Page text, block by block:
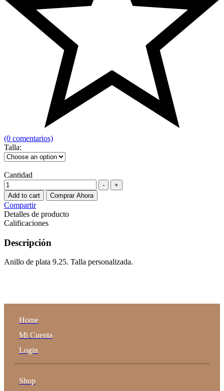
(0 comentarios)
Talla:
Cantidad
Anillo
Infinito
cantidad
-
+
Add to cart
Comprar Ahora
Compartir
Detalles de producto
Calificaciones
Descripción
Anillo de plata 9.25. Talla personalizada.
Home
Mi Cuenta
Login
Shop